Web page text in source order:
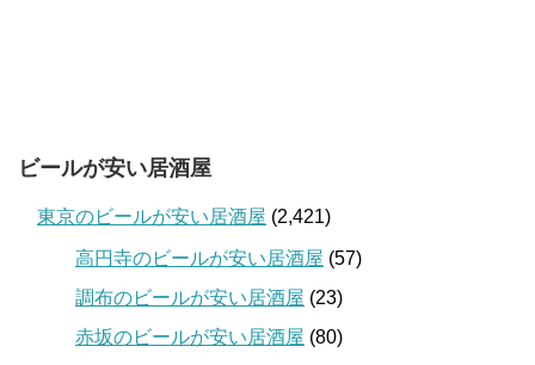
ビールが安い居酒屋
東京のビールが安い居酒屋 (2,421)
高円寺のビールが安い居酒屋 (57)
調布のビールが安い居酒屋 (23)
赤坂のビールが安い居酒屋 (80)